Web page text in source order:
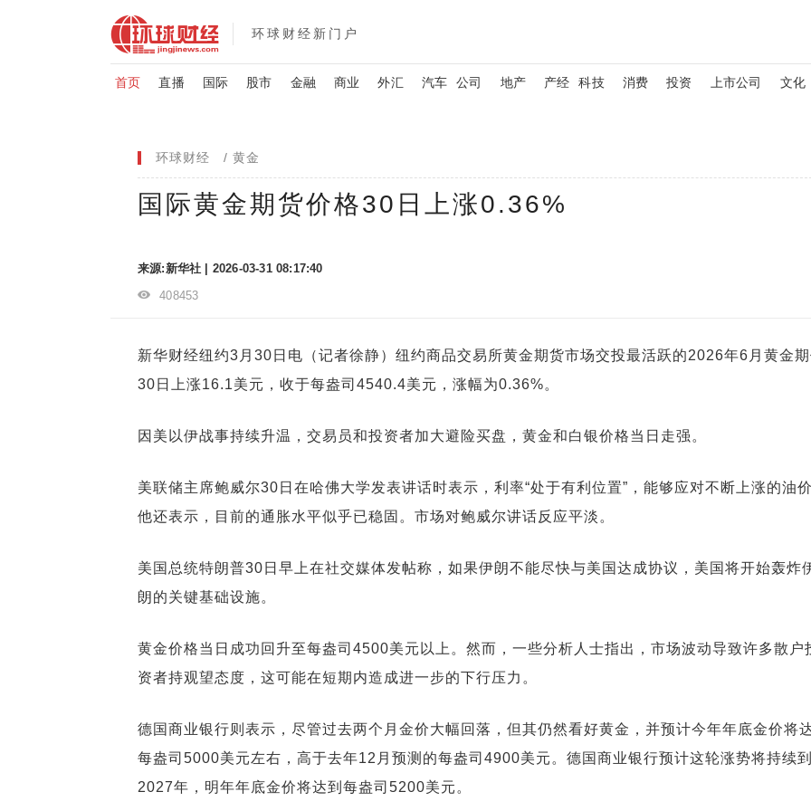
环球财经新门户
首页 直播 国际 股市 金融 商业 外汇 汽车 公司 地产 产经 科技 消费 投资 上市公司 文化
环球财经 黄金
国际黄金期货价格30日上涨0.36%
来源:新华社 | 2026-03-31 08:17:40
408453
新华财经纽约3月30日电（记者徐静）纽约商品交易所黄金期货市场交投最活跃的2026年6月黄金期
30日上涨16.1美元，收于每盎司4540.4美元，涨幅为0.36%。
因美以伊战事持续升温，交易员和投资者加大避险买盘，黄金和白银价格当日走强。
美联储主席鲍威尔30日在哈佛大学发表讲话时表示，利率“处于有利位置”，能够应对不断上涨的油价
他还表示，目前的通胀水平似乎已稳固。市场对鲍威尔讲话反应平淡。
美国总统特朗普30日早上在社交媒体发帖称，如果伊朗不能尽快与美国达成协议，美国将开始轰炸
朗的关键基础设施。
黄金价格当日成功回升至每盎司4500美元以上。然而，一些分析人士指出，市场波动导致许多散户
资者持观望态度，这可能在短期内造成进一步的下行压力。
德国商业银行则表示，尽管过去两个月金价大幅回落，但其仍然看好黄金，并预计今年年底金价将
每盎司5000美元左右，高于去年12月预测的每盎司4900美元。德国商业银行预计这轮涨势将持续到
2027年，明年年底金价将达到每盎司5200美元。